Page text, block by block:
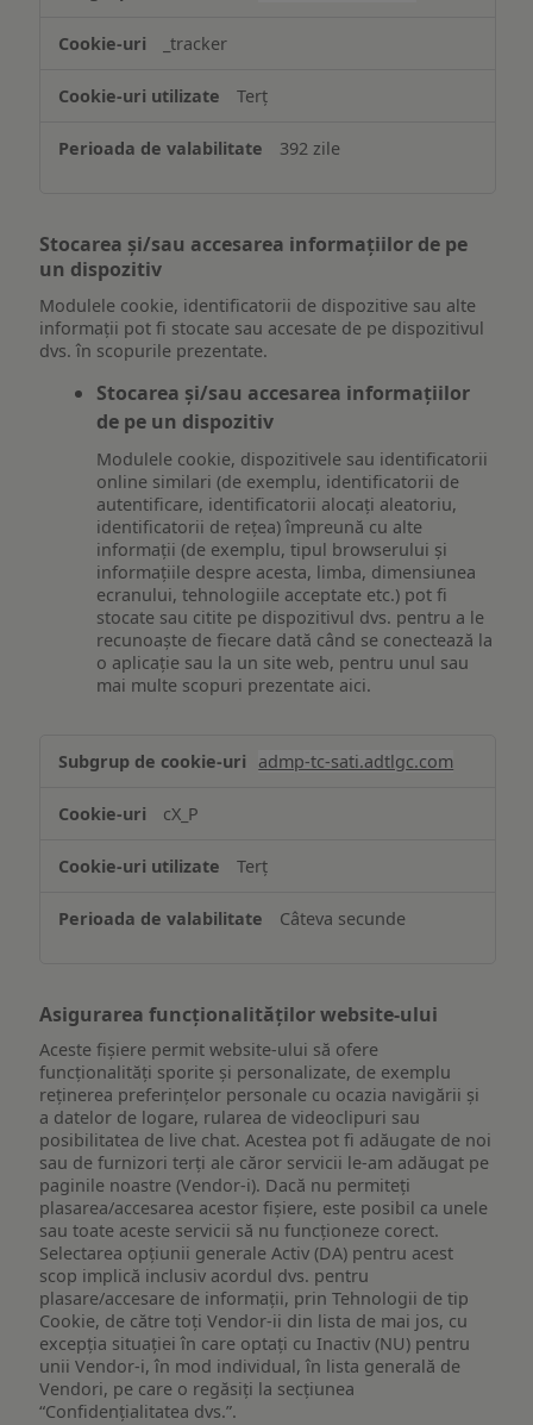
_tracker
Terț
392 zile
Stocarea și/sau accesarea informațiilor de pe
un dispozitiv
Modulele cookie, identificatorii de dispozitive sau alte
informații pot fi stocate sau accesate de pe dispozitivul
dvs. în scopurile prezentate.
Stocarea și/sau accesarea informațiilor
de pe un dispozitiv
Modulele cookie, dispozitivele sau identificatorii
online similari (de exemplu, identificatorii de
autentificare, identificatorii alocați aleatoriu,
identificatorii de rețea) împreună cu alte
informații (de exemplu, tipul browserului și
informațiile despre acesta, limba, dimensiunea
ecranului, tehnologiile acceptate etc.) pot fi
stocate sau citite pe dispozitivul dvs. pentru a le
recunoaște de fiecare dată când se conectează la
o aplicație sau la un site web, pentru unul sau
mai multe scopuri prezentate aici.
și/sau
informațiilor
pe
dispozitiv
admp-tc-sati.adtlgc.com
cX_P
Terț
Câteva secunde
Asigurarea funcționalităților website-ului
Aceste fișiere permit website-ului să ofere
funcționalități sporite și personalizate, de exemplu
reţinerea preferinţelor personale cu ocazia navigării și
a datelor de logare, rularea de videoclipuri sau
posibilitatea de live chat. Acestea pot fi adăugate de noi
sau de furnizori terți ale căror servicii le-am adăugat pe
paginile noastre (Vendor-i). Dacă nu permiteți
plasarea/accesarea acestor fișiere, este posibil ca unele
sau toate aceste servicii să nu funcționeze corect.
Selectarea opțiunii generale Activ (DA) pentru acest
scop implică inclusiv acordul dvs. pentru
plasare/accesare de informații, prin Tehnologii de tip
Cookie, de către toți Vendor-ii din lista de mai jos, cu
excepția situației în care optați cu Inactiv (NU) pentru
unii Vendor-i, în mod individual, în lista generală de
Vendori, pe care o regăsiți la secțiunea
“Confidențialitatea dvs.”.